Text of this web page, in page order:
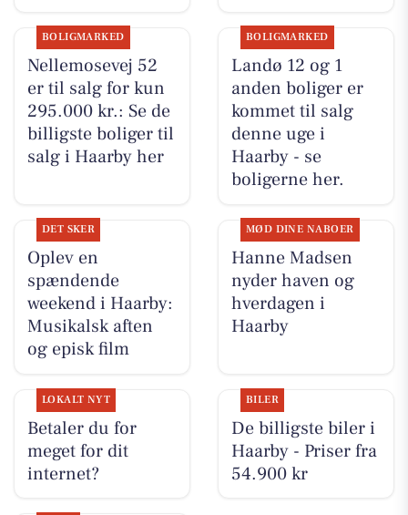
BOLIGMARKED
Nellemosevej 52
er til salg for kun
295.000 kr.: Se de
billigste boliger til
salg i Haarby her
BOLIGMARKED
Landø 12 og 1
anden boliger er
kommet til salg
denne uge i
Haarby - se
boligerne her.
DET SKER
Oplev en
spændende
weekend i Haarby:
Musikalsk aften
og episk film
MØD DINE NABOER
Hanne Madsen
nyder haven og
hverdagen i
Haarby
LOKALT NYT
Betaler du for
meget for dit
internet?
BILER
De billigste biler i
Haarby - Priser fra
54.900 kr